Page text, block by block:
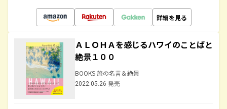
詳細を見る
ＡＬＯＨＡを感じるハワイのことばと
絶景１００
BOOKS 旅の名言＆絶景
2022.05.26 発売